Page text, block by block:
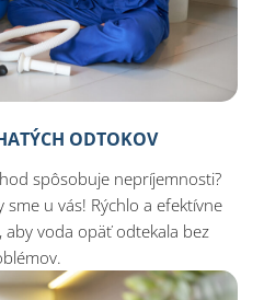
ODTOKOV
spôsobuje nepríjemnosti?
u vás! Rýchlo a efektívne
aby voda opäť odtekala bez